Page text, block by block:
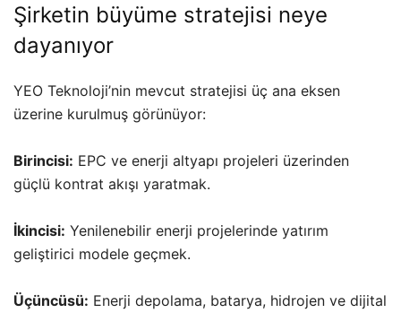
Şirketin büyüme stratejisi neye
dayanıyor
YEO Teknoloji’nin mevcut stratejisi üç ana eksen
üzerine kurulmuş görünüyor:
Birincisi: EPC ve enerji altyapı projeleri üzerinden
güçlü kontrat akışı yaratmak.
İkincisi: Yenilenebilir enerji projelerinde yatırım
geliştirici modele geçmek.
Üçüncüsü: Enerji depolama, batarya, hidrojen ve dijital